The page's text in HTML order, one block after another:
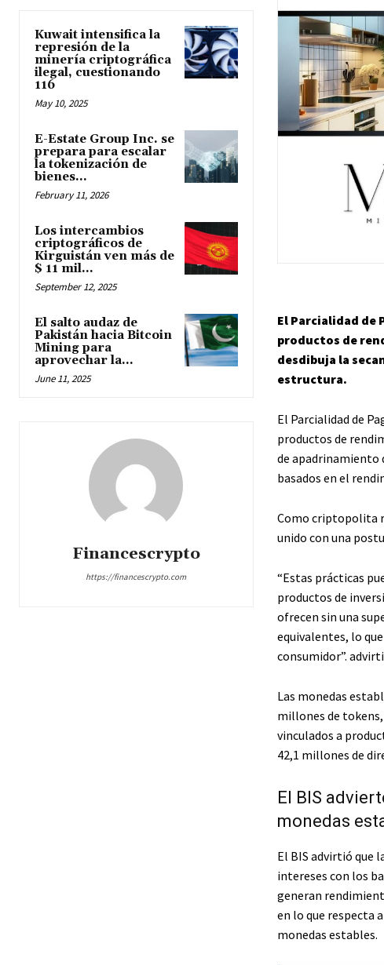
Kuwait intensifica la
represión de la
minería criptográfica
ilegal, cuestionando
116
May 10, 2025
E-Estate Group Inc. se
prepara para escalar
la tokenización de
bienes...
February 11, 2026
Los intercambios
criptográficos de
Kirguistán ven más de
$ 11 mil...
September 12, 2025
El salto audaz de
Pakistán hacia Bitcoin
Mining para
aprovechar la...
June 11, 2025
Financescrypto
https://financescrypto.com
El Parcialidad de
productos de
desdibuja la
estructura.
El Parcialidad de
productos de
de apadrinamiento
basados ​​en el
Como criptopolita
unido con una
“Estas prácticas
productos de
ofrecen sin una
equivalentes, lo
consumidor”.
Las monedas
millones de
vinculados a
42,1 millones de
El BIS
monedas
El BIS advirtió que
intereses con los
generan
en lo que respecta
monedas estables.